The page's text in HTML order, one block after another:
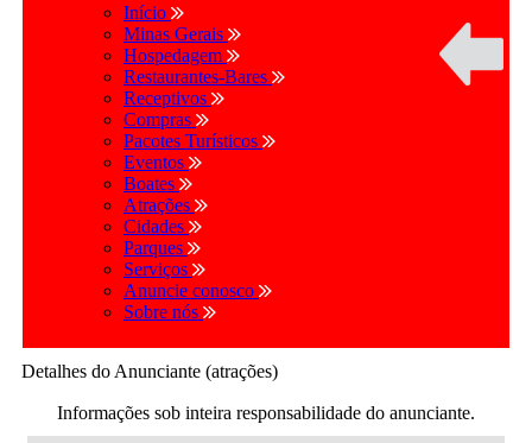
Início
Minas Gerais
Hospedagem
Restaurantes-Bares
Receptivos
Compras
Pacotes Turísticos
Eventos
Boates
Atrações
Cidades
Parques
Serviços
Anuncie conosco
Sobre nós
Detalhes do Anunciante (atrações)
Informações sob inteira responsabilidade do anunciante.